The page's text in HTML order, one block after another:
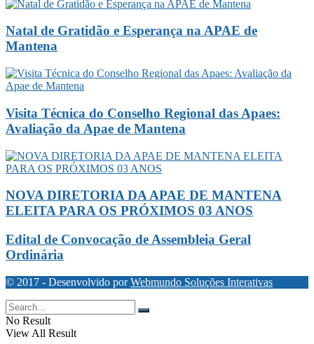
Natal de Gratidão e Esperança na APAE de
Mantena
Visita Técnica do Conselho Regional das Apaes:
Avaliação da Apae de Mantena
NOVA DIRETORIA DA APAE DE MANTENA
ELEITA PARA OS PRÓXIMOS 03 ANOS
Edital de Convocação de Assembleia Geral
Ordinária
© 2017 - Desenvolvido porWebmundo Soluções Interativas
No Result
View All Result